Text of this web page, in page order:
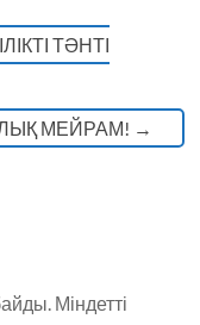
ТӘНТІ
МЕЙРАМ! →
Міндетті